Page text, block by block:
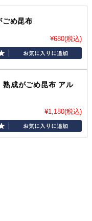
め昆布
¥680(税込)
成がごめ昆布 アル
¥1,180(税込)